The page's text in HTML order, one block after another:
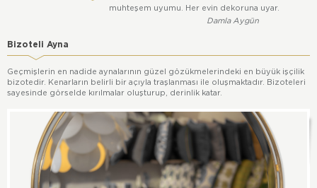
muhteşem uyumu. Her evin dekoruna uyar.
Damla Aygün
Bizoteli Ayna
Geçmişlerin en nadide aynalarının güzel gözükmelerindeki en büyük işçilik
bizotedir. Kenarların belirli bir açıyla traşlanması ile oluşmaktadır. Bizoteleri
sayesinde görselde kırılmalar oluşturup, derinlik katar.